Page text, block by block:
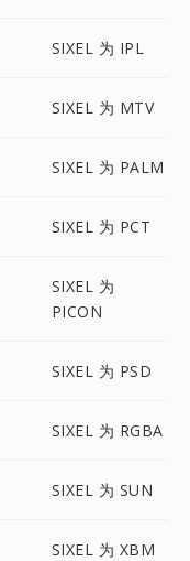
SIXEL 为 IPL
SIXEL 为 MTV
SIXEL 为 PALM
SIXEL 为 PCT
SIXEL 为
PICON
SIXEL 为 PSD
SIXEL 为 RGBA
SIXEL 为 SUN
SIXEL 为 XBM